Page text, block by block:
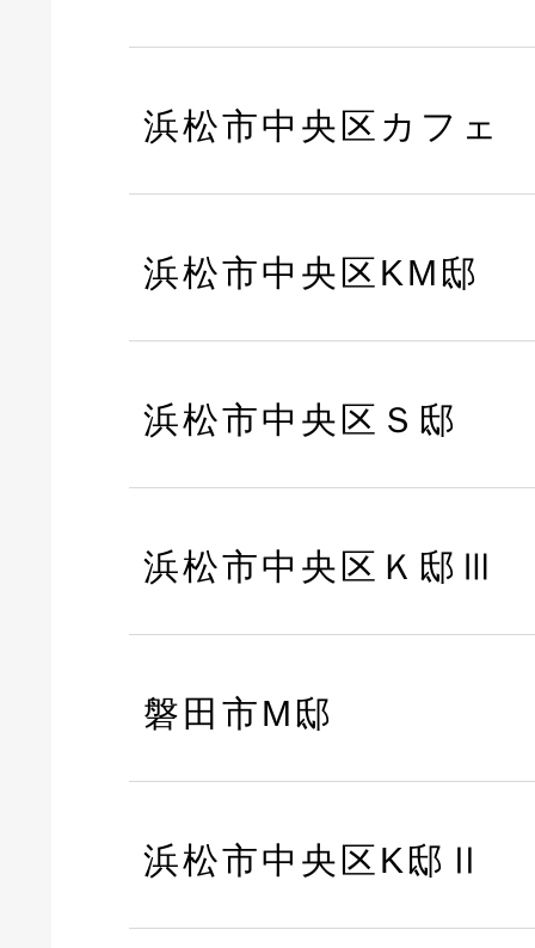
浜松市中央区カフェ
浜松市中央区KM邸
浜松市中央区Ｓ邸
浜松市中央区Ｋ邸Ⅲ
磐田市M邸
浜松市中央区K邸Ⅱ